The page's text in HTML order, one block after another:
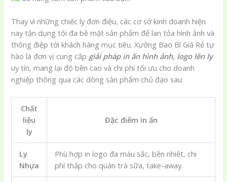
Thay vì những chiếc ly đơn điệu, các cơ sở kinh doanh hiện
nay tận dụng tối đa bề mặt sản phẩm để lan tỏa hình ảnh và
thông điệp tới khách hàng mục tiêu. Xưởng Bao Bì Giá Rẻ tự
hào là đơn vị cung cấp giải pháp in ấn hình ảnh, logo lên ly
uy tín, mang lại độ bền cao và chi phí tối ưu cho doanh
nghiệp thông qua các dòng sản phẩm chủ đạo sau:
Chất
liệu
ly
Đặc điểm in ấn
Ly
Nhựa
Phù hợp in logo đa màu sắc, bền nhiệt, chi
phí thấp cho quán trà sữa, take-away.